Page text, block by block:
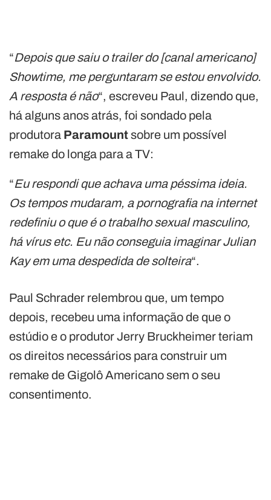
“Depois que saiu o trailer do [canal americano]
Showtime, me perguntaram se estou envolvido.
A resposta é não“, escreveu Paul, dizendo que,
há alguns anos atrás, foi sondado pela
produtora Paramountsobre um possível
remake do longa para a TV:
“Eu respondi que achava uma péssima ideia.
Os tempos mudaram, a pornografia na internet
redefiniu o que é o trabalho sexual masculino,
há vírus etc. Eu não conseguia imaginar Julian
Kay em uma despedida de solteira“.
Paul Schrader relembrou que, um tempo
depois, recebeu uma informação de que o
estúdio e o produtor Jerry Bruckheimer teriam
os direitos necessários para construir um
remake de Gigolô Americano sem o seu
consentimento.